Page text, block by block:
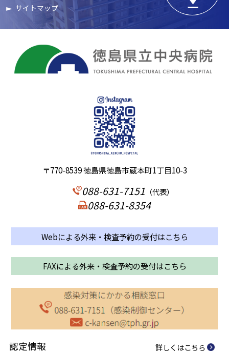
サイトマップ
〒770-8539 徳島県徳島市蔵本町1丁目10-3
088-631-7151 （代表）
088-631-8354
Webによる外来・検査予約の受付はこちら
FAXによる外来・検査予約の受付はこちら
認定情報 詳しくはこちら